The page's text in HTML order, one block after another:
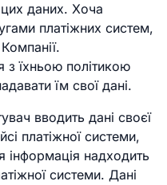
даних. Хоча
платіжних систем,
їхньою політикою
їм свої дані.
вводить дані своєї
платіжної системи,
інформація надходить
системи. Дані